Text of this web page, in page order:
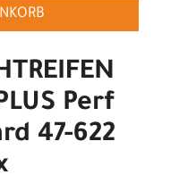
Perf
47-622